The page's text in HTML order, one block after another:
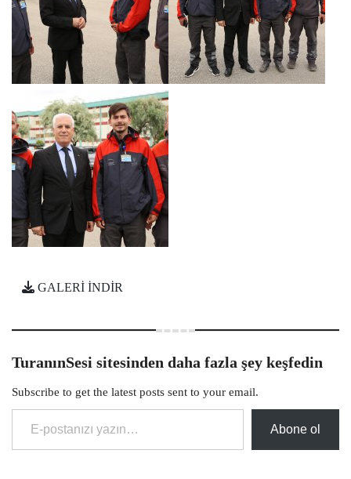
GALERİ İNDİR
TuranınSesi sitesinden daha fazla şey keşfedin
Subscribe to get the latest posts sent to your email.
E-postanızı yazın…
Abone ol